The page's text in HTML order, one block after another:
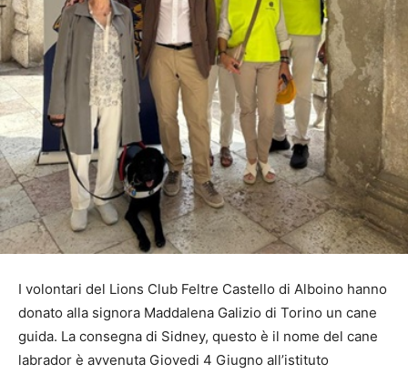
I volontari del Lions Club Feltre Castello di Alboino hanno
donato alla signora Maddalena Galizio di Torino un cane
guida. La consegna di Sidney, questo è il nome del cane
labrador è avvenuta Giovedi 4 Giugno all’istituto